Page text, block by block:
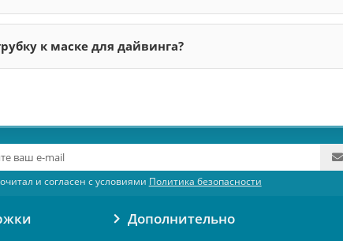
к маске для дайвинга?
и согласен с условиями Политика безопасности
Дополнительно